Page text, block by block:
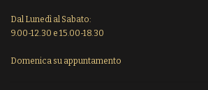
Dal Lunedì al Sabato:
9.00-12.30 e 15.00-18.30
Domenica su appuntamento